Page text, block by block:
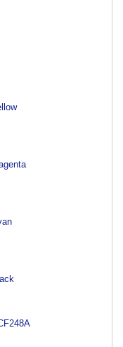
3554/ 3054SP/